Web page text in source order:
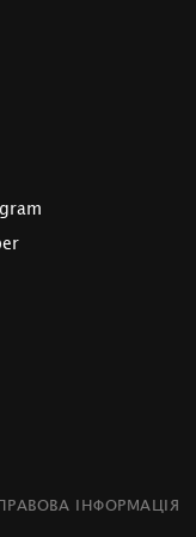
ІНФОРМАЦІЯ